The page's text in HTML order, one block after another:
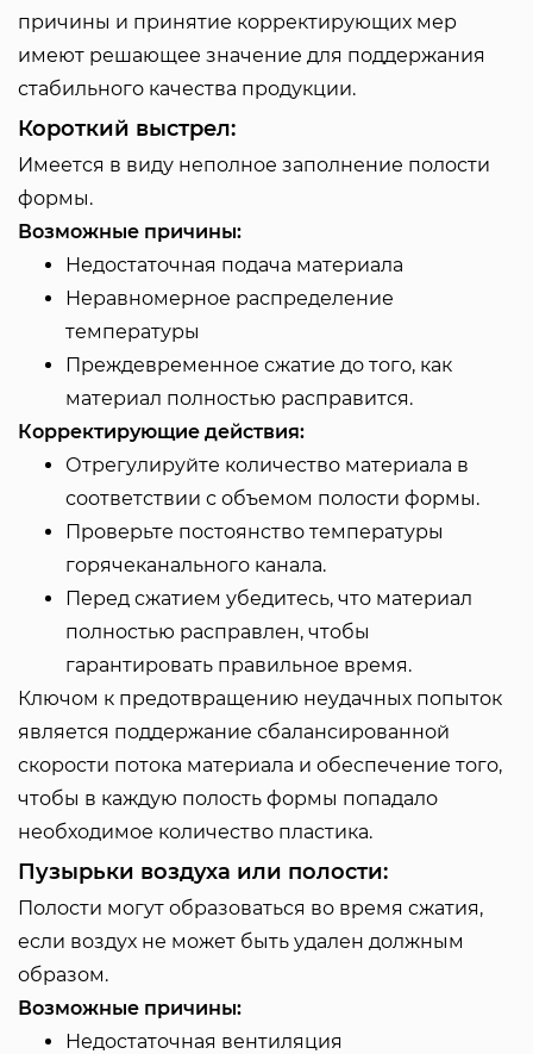
причины и принятие корректирующих мер
имеют решающее значение для поддержания
стабильного качества продукции.
Короткий выстрел:
Имеется в виду неполное заполнение полости
формы.
Возможные причины:
Недостаточная подача материала
Неравномерное распределение
температуры
Преждевременное сжатие до того, как
материал полностью расправится.
Корректирующие действия:
Отрегулируйте количество материала в
соответствии с объемом полости формы.
Проверьте постоянство температуры
горячеканального канала.
Перед сжатием убедитесь, что материал
полностью расправлен, чтобы
гарантировать правильное время.
Ключом к предотвращению неудачных попыток
является поддержание сбалансированной
скорости потока материала и обеспечение того,
чтобы в каждую полость формы попадало
необходимое количество пластика.
Пузырьки воздуха или полости:
Полости могут образоваться во время сжатия,
если воздух не может быть удален должным
образом.
Возможные причины:
Недостаточная вентиляция